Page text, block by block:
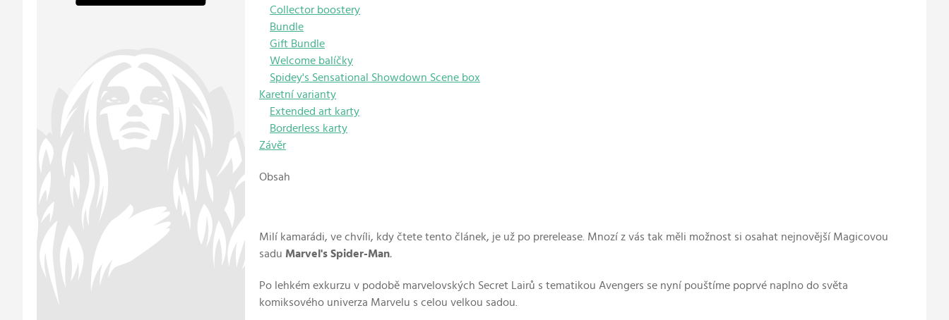
Collector boostery
Bundle
Gift Bundle
Welcome balíčky
Spidey's Sensational Showdown Scene box
Karetní varianty
Extended art karty
Borderless karty
Závěr
Obsah
Milí kamarádi, ve chvíli, kdy čtete tento článek, je už po prerelease. Mnozí z vás tak měli možnost si osahat nejnovější Magicovou
sadu Marvel's Spider-Man.
Po lehkém exkurzu v podobě marvelovských Secret Lairů s tematikou Avengers se nyní pouštíme poprvé naplno do světa
komiksového univerza Marvelu s celou velkou sadou.